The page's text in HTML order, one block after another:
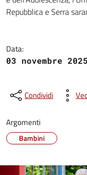
Repubblica e Serra
Data:
03 novembre 2025
Condividi
Argomenti
Bambini